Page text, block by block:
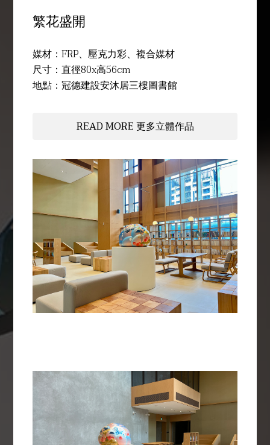
繁花盛開
媒材：FRP、壓克力彩、複合媒材
尺寸：直徑80x高56cm
地點：冠德建設安沐居三樓圖書館
READ MORE 更多立體作品